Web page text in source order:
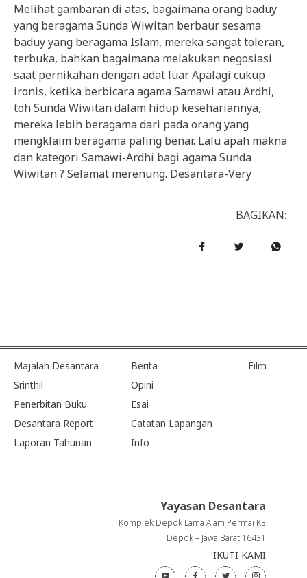
Melihat gambaran di atas, bagaimana orang baduy
yang beragama Sunda Wiwitan berbaur sesama
baduy yang beragama Islam, mereka sangat toleran,
terbuka, bahkan bagaimana melakukan negosiasi
saat pernikahan dengan adat luar. Apalagi cukup
ironis, ketika berbicara agama Samawi atau Ardhi,
toh Sunda Wiwitan dalam hidup kesehariannya,
mereka lebih beragama dari pada orang yang
mengklaim beragama paling benar. Lalu apah makna
dan kategori Samawi-Ardhi bagi agama Sunda
Wiwitan ? Selamat merenung. Desantara-Very
BAGIKAN:
Majalah Desantara
Srinthil
Penerbitan Buku
Desantara Report
Laporan Tahunan
Berita
Opini
Esai
Catatan Lapangan
Info
Film
Yayasan Desantara
Komplek Depok Lama Alam Permai K3
Depok – Jawa Barat 16431
IKUTI KAMI